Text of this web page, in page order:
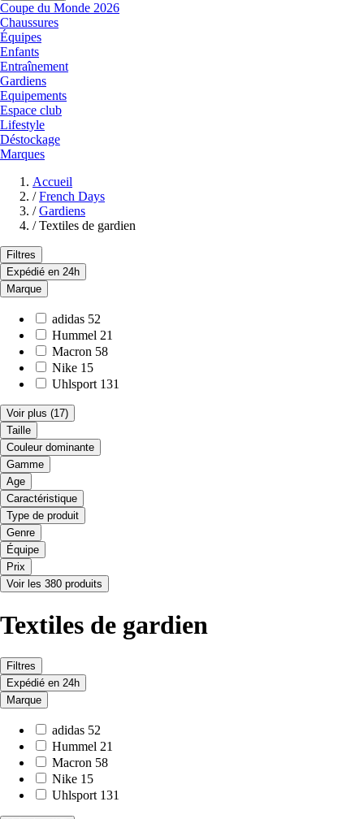
Coupe du Monde 2026
Chaussures
Équipes
Enfants
Entraînement
Gardiens
Equipements
Espace club
Lifestyle
Déstockage
Marques
Accueil
/ French Days
/ Gardiens
/ Textiles de gardien
Filtres
Expédié en 24h
Marque
adidas 52
Hummel 21
Macron 58
Nike 15
Uhlsport 131
Voir plus (17)
Taille
Couleur dominante
Gamme
Age
Caractéristique
Type de produit
Genre
Équipe
Prix
Voir les 380 produits
Textiles de gardien
Filtres
Expédié en 24h
Marque
adidas 52
Hummel 21
Macron 58
Nike 15
Uhlsport 131